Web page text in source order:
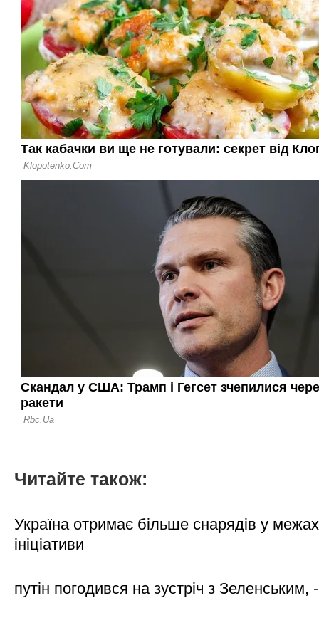
Читайте також:
Україна отримає більше снарядів у межах
ініціативи
путін погодився на зустріч з Зеленським,